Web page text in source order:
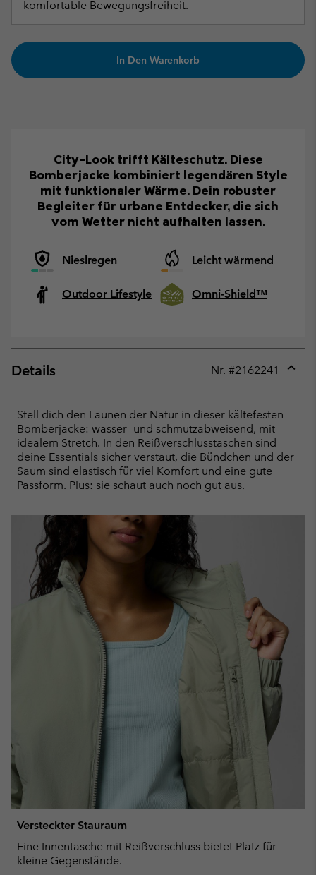
komfortable Bewegungsfreiheit.
In Den Warenkorb
City-Look trifft Kälteschutz. Diese
Bomberjacke kombiniert legendären Style
mit funktionaler Wärme. Dein robuster
Begleiter für urbane Entdecker, die sich
vom Wetter nicht aufhalten lassen.
Nieslregen Leicht wärmend
Outdoor Lifestyle Omni-Shield™
Details Nr. #2162241
Stell dich den Launen der Natur in dieser kältefesten
Bomberjacke: wasser- und schmutzabweisend, mit
idealem Stretch. In den Reißverschlusstaschen sind
deine Essentials sicher verstaut, die Bündchen und der
Saum sind elastisch für viel Komfort und eine gute
Passform. Plus: sie schaut auch noch gut aus.
Versteckter Stauraum
Eine Innentasche mit Reißverschluss bietet Platz für
kleine Gegenstände.